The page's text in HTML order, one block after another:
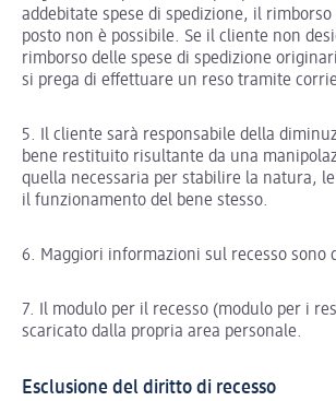
addebitate spese di spedizione, il
posto non è possibile. Se il cliente non
rimborso delle spese di spedizione
si prega di effettuare un reso tramite
5. Il cliente sarà responsabile della
bene restituito risultante da una
quella necessaria per stabilire la natura,
il funzionamento del bene stesso.
6. Maggiori informazioni sul recesso sono
7. Il modulo per il recesso (modulo per i
scaricato dalla propria area personale.
Esclusione del diritto di recesso